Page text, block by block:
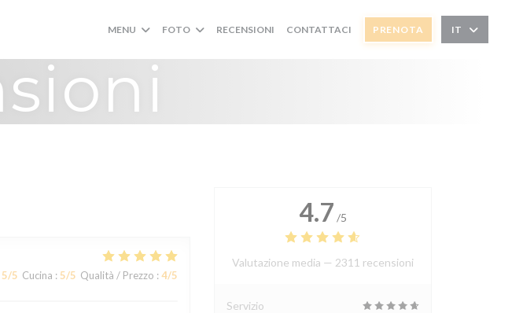
MENU FOTO RECENSIONI CONTATTACI PRENOTA IT
5/5 Cucina : 5/5 Qualità / Prezzo : 4/5
4.7 /5
Valutazione media — 2311 recensioni
Servizio